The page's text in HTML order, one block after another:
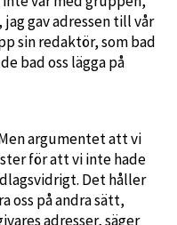
gav adressen till vår
sin redaktör, som bad
bad oss lägga på
argumentet att vi
för att vi inte hade
Det håller
oss på andra sätt,
adresser, säger